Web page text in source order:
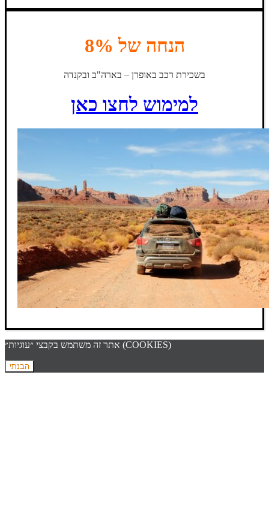
הנחה של 8%
בשכירת רכב באופרן – בארה"ב ובקנדה
למימוש לחצו כאן
אתר זה משתמש בקבצי ״עוגיות״ (COOKIES)
הבנתי